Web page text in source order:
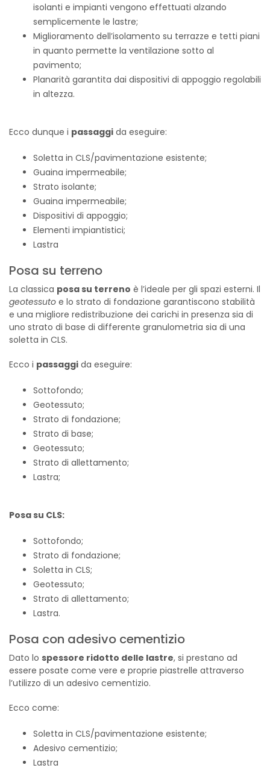
isolanti e impianti vengono effettuati alzando
semplicemente le lastre;
Miglioramento dell’isolamento su terrazze e tetti piani
in quanto permette la ventilazione sotto al
pavimento;
Planarità garantita dai dispositivi di appoggio regolabili
in altezza.
Ecco dunque i passaggi da eseguire:
Soletta in CLS/pavimentazione esistente;
Guaina impermeabile;
Strato isolante;
Guaina impermeabile;
Dispositivi di appoggio;
Elementi impiantistici;
Lastra
Posa su terreno
La classica posa su terreno è l’ideale per gli spazi esterni. Il
geotessuto e lo strato di fondazione garantiscono stabilità
e una migliore redistribuzione dei carichi in presenza sia di
uno strato di base di differente granulometria sia di una
soletta in CLS.
Ecco i passaggi da eseguire:
Sottofondo;
Geotessuto;
Strato di fondazione;
Strato di base;
Geotessuto;
Strato di allettamento;
Lastra;
Posa su CLS:
Sottofondo;
Strato di fondazione;
Soletta in CLS;
Geotessuto;
Strato di allettamento;
Lastra.
Posa con adesivo cementizio
Dato lo spessore ridotto delle lastre, si prestano ad
essere posate come vere e proprie piastrelle attraverso
l’utilizzo di un adesivo cementizio.
Ecco come:
Soletta in CLS/pavimentazione esistente;
Adesivo cementizio;
Lastra